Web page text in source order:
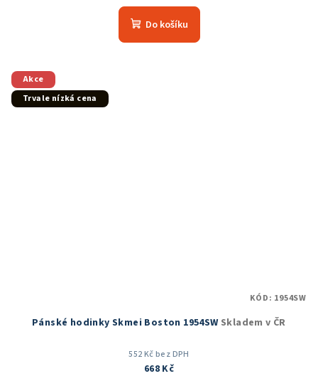
Do košíku
Akce
Trvale nízká cena
Pánské hodinky Skmei Boston 1954SW Skladem v ČR
552 Kč bez DPH
668 Kč
KÓD: 1954SW